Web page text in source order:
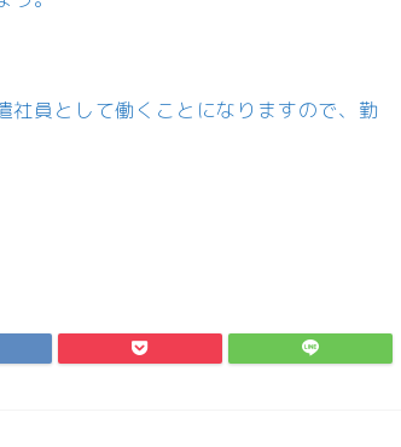
員として働くことになりますので、勤